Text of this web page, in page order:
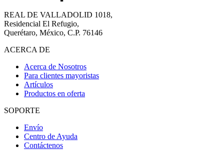
REAL DE VALLADOLID 1018,
Residencial El Refugio,
Querétaro, México, C.P. 76146
ACERCA DE
Acerca de Nosotros
Para clientes mayoristas
Artículos
Productos en oferta
SOPORTE
Envío
Centro de Ayuda
Contáctenos